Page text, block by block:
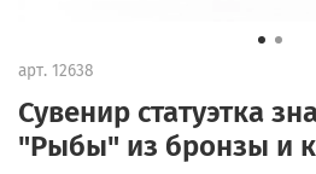
арт. 12638
Сувенир статуэтка
"Рыбы" из бронзы и